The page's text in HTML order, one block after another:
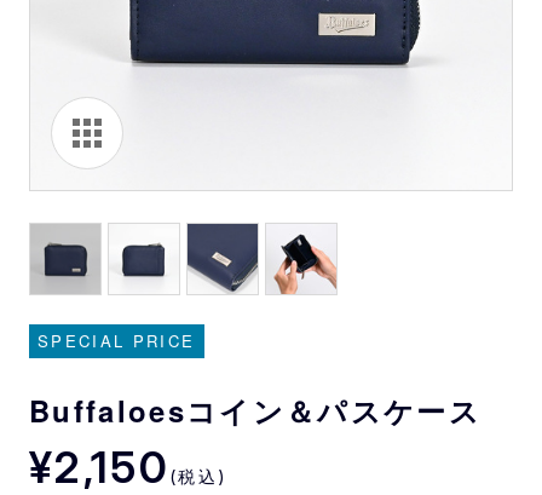
SPECIAL PRICE
Buffaloesコイン＆パスケース
¥2,150 (税込)